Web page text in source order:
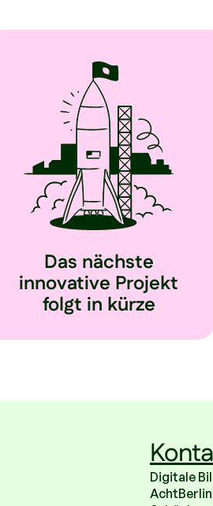
Das nächste
innovative Projekt
folgt in kürze
Digitale
AchtBerlin